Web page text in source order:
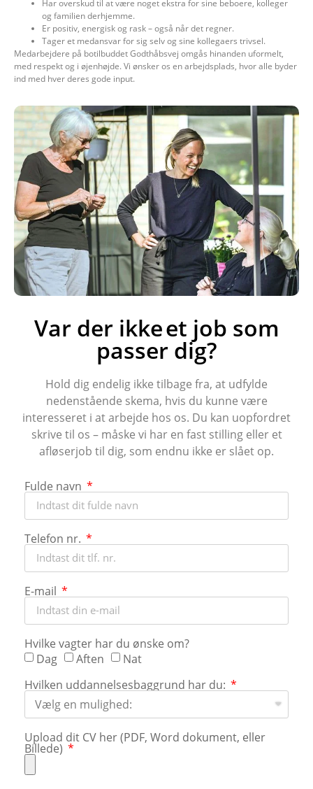
Har overskud til at være noget ekstra for sine beboere, kolleger
og familien derhjemme.
Er positiv, energisk og rask – også når det regner.
Tager et medansvar for sig selv og sine kollegaers trivsel.
Medarbejdere på botilbuddet Godthåbsvej omgås hinanden uformelt,
med respekt og i øjenhøjde. Vi ønsker os en arbejdsplads, hvor alle byder
ind med hver deres gode input.
Var der ikke et job som
passer dig?
Hold dig endelig ikke tilbage fra, at udfylde
nedenstående skema, hvis du kunne være
interesseret i at arbejde hos os. Du kan uopfordret
skrive til os – måske vi har en fast stilling eller et
afløserjob til dig, som endnu ikke er slået op.
Fulde navn
Telefon nr.
E-mail
Hvilke vagter har du ønske om?
Dag
Aften
Nat
Hvilken uddannelsesbaggrund har du:
Upload dit CV her (PDF, Word dokument, eller
Billede)